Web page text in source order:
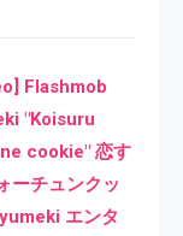
Flashmob
"Koisuru
cookie" 恋す
ーチュンクッ
エンタ